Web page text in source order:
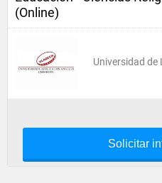
(Online)
Universidad de
Solicitar